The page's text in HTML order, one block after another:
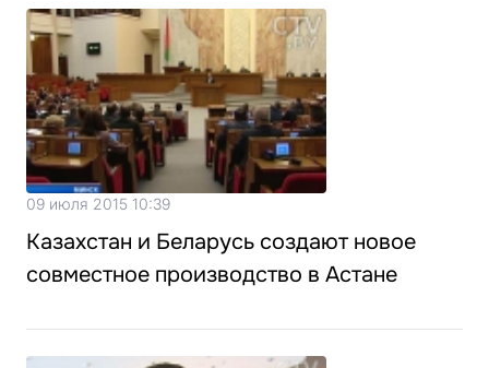
09 июля 2015 10:39
Казахстан и Беларусь создают новое
совместное производство в Астане